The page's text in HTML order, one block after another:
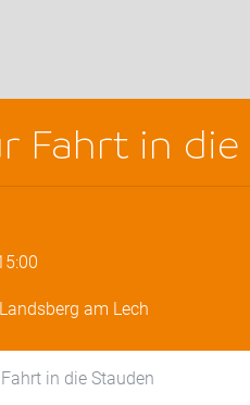
Fahrt in
am Lech
in die Stauden